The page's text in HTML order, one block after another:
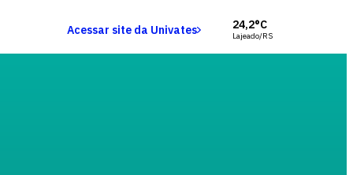
Acessar site da Univates 24,2°C
Lajeado/RS